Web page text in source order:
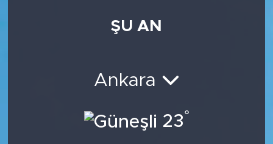
ŞU AN
Ankara
23°
MD Prestij Dergisi